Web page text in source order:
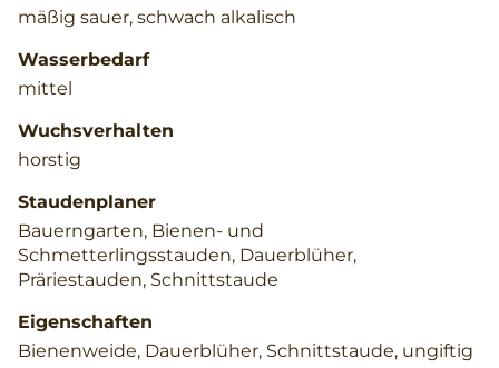
mäßig sauer, schwach alkalisch
Wasserbedarf
mittel
Wuchsverhalten
horstig
Staudenplaner
Bauerngarten, Bienen- und
Schmetterlingsstauden, Dauerblüher,
Präriestauden, Schnittstaude
Eigenschaften
Bienenweide, Dauerblüher, Schnittstaude, ungiftig